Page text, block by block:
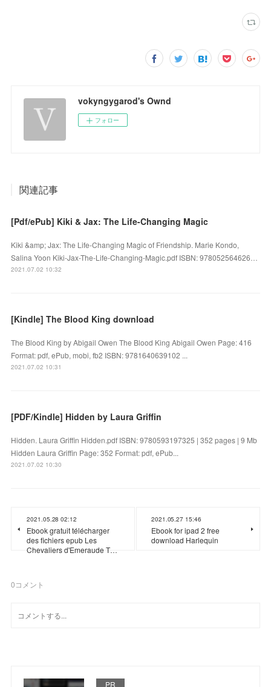
vokyngygarod's Ownd
フォロー
関連記事
[Pdf/ePub] Kiki & Jax: The Life-Changing Magic
Kiki &amp; Jax: The Life-Changing Magic of Friendship. Marie Kondo,
Salina Yoon Kiki-Jax-The-Life-Changing-Magic.pdf ISBN: 978052564626…
2021.07.02 10:32
[Kindle] The Blood King download
The Blood King by Abigail Owen The Blood King Abigail Owen Page: 416
Format: pdf, ePub, mobi, fb2 ISBN: 9781640639102 ...
2021.07.02 10:31
[PDF/Kindle] Hidden by Laura Griffin
Hidden. Laura Griffin Hidden.pdf ISBN: 9780593197325 | 352 pages | 9 Mb
Hidden Laura Griffin Page: 352 Format: pdf, ePub...
2021.07.02 10:30
2021.05.28 02:12
Ebook gratuit télécharger
des fichiers epub Les
Chevaliers d'Emeraude T…
2021.05.27 15:46
Ebook for ipad 2 free
download Harlequin
0コメント
PR